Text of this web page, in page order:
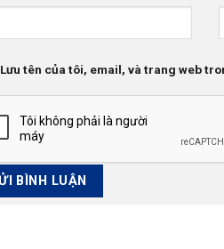
Lưu tên của tôi, email, và trang web